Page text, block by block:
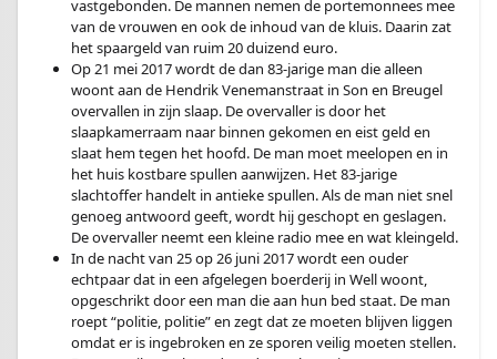
vastgebonden. De mannen nemen de portemonnees mee
van de vrouwen en ook de inhoud van de kluis. Daarin zat
het spaargeld van ruim 20 duizend euro.
Op 21 mei 2017 wordt de dan 83-jarige man die alleen
woont aan de Hendrik Venemanstraat in Son en Breugel
overvallen in zijn slaap. De overvaller is door het
slaapkamerraam naar binnen gekomen en eist geld en
slaat hem tegen het hoofd. De man moet meelopen en in
het huis kostbare spullen aanwijzen. Het 83-jarige
slachtoffer handelt in antieke spullen. Als de man niet snel
genoeg antwoord geeft, wordt hij geschopt en geslagen.
De overvaller neemt een kleine radio mee en wat kleingeld.
In de nacht van 25 op 26 juni 2017 wordt een ouder
echtpaar dat in een afgelegen boerderij in Well woont,
opgeschrikt door een man die aan hun bed staat. De man
roept “politie, politie” en zegt dat ze moeten blijven liggen
omdat er is ingebroken en ze sporen veilig moeten stellen.